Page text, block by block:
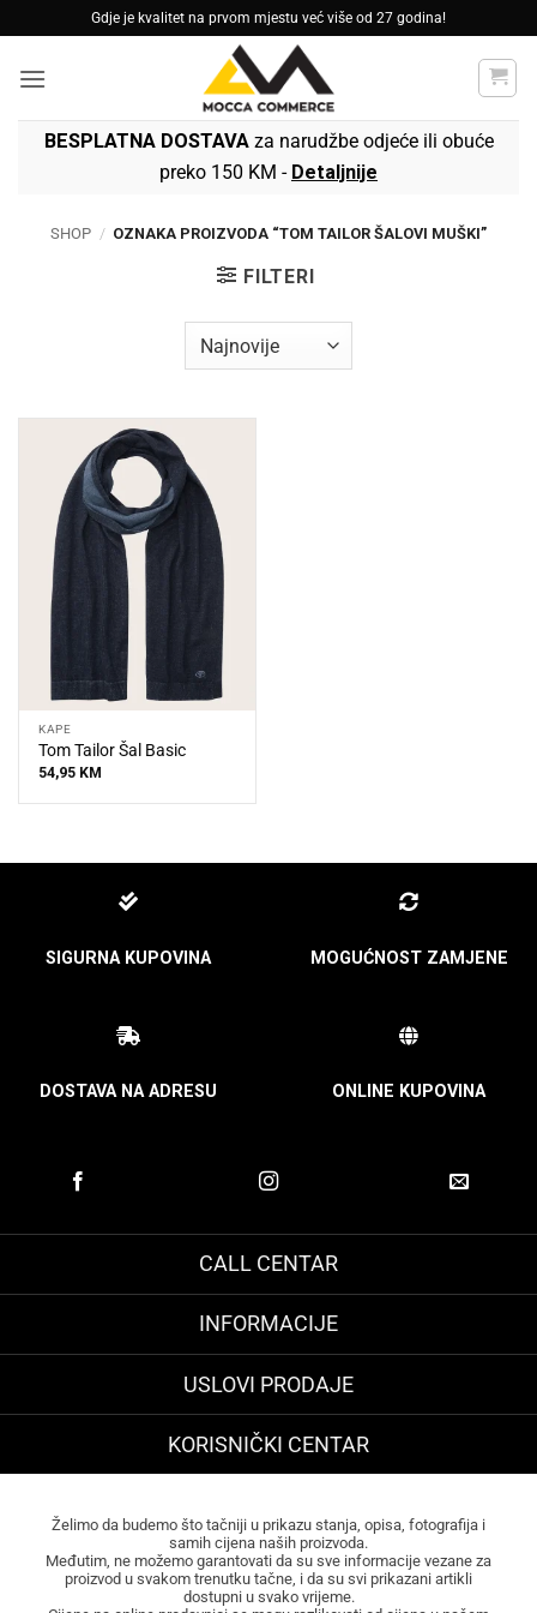
to
content
Gdje je kvalitet na prvom mjestu već više od 27 godina!
BESPLATNA DOSTAVAza narudžbe odjeće ili obuće
preko 150 KM - Detaljnije
SHOP / OZNAKA PROIZVODA “TOM TAILOR ŠALOVI MUŠKI”
FILTERI
KAPE
Tom Tailor Šal Basic
54,95 KM
SIGURNA KUPOVINA MOGUĆNOST ZAMJENE
DOSTAVA NA ADRESU ONLINE KUPOVINA
CALL CENTAR
INFORMACIJE
USLOVI PRODAJE
KORISNIČKI CENTAR
Želimo da budemo što tačniji u prikazu stanja, opisa, fotografija i
samih cijena naših proizvoda.
Međutim, ne možemo garantovati da su sve informacije vezane za
proizvod u svakom trenutku tačne, i da su svi prikazani artikli
dostupni u svako vrijeme.